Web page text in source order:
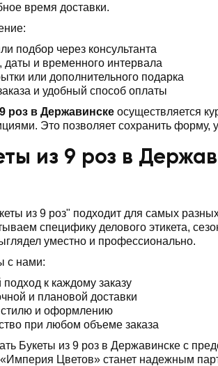
время доставки.
подбор через консультанта
даты и временного интервала
или дополнительного подарка
и удобный способ оплаты
роз в Державинске осуществляется
Это позволяет сохранить форму,
из 9 роз в
из 9 роз" подходит для самых
специфику делового этикета,
уместно и профессионально.
с нами:
к каждому заказу
и плановой доставки
стилю и оформлению
при любом объеме заказа
Букеты из 9 роз в Державинске с
Цветов» станет надежным